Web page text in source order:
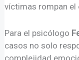
víctimas rompan el
Para el psicólogo
casos no solo
complejidad